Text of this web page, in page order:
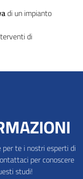
di un impianto
di
per te i nostri esperti di
per conoscere
studi!